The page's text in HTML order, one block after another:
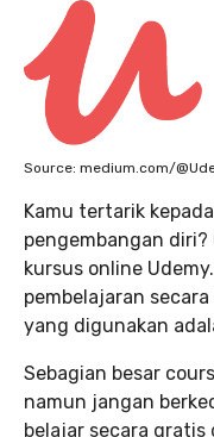
Source: medium.com/
Kamu tertarik
pengembangan diri?
kursus online
pembelajaran
yang digunakan
Sebagian besar
namun jangan
belajar secara